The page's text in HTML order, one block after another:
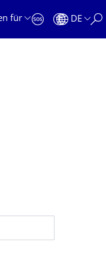
für
DE